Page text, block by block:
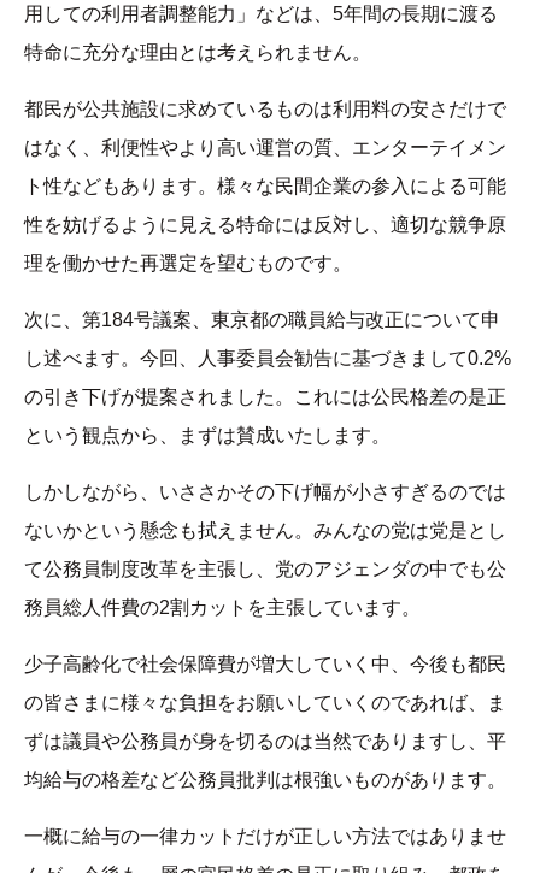
用しての利用者調整能力」などは、5年間の長期に渡る
特命に充分な理由とは考えられません。
都民が公共施設に求めているものは利用料の安さだけで
はなく、利便性やより高い運営の質、エンターテイメン
ト性などもあります。様々な民間企業の参入による可能
性を妨げるように見える特命には反対し、適切な競争原
理を働かせた再選定を望むものです。
次に、第184号議案、東京都の職員給与改正について申
し述べます。今回、人事委員会勧告に基づきまして0.2%
の引き下げが提案されました。これには公民格差の是正
という観点から、まずは賛成いたします。
しかしながら、いささかその下げ幅が小さすぎるのでは
ないかという懸念も拭えません。みんなの党は党是とし
て公務員制度改革を主張し、党のアジェンダの中でも公
務員総人件費の2割カットを主張しています。
少子高齢化で社会保障費が増大していく中、今後も都民
の皆さまに様々な負担をお願いしていくのであれば、ま
ずは議員や公務員が身を切るのは当然でありますし、平
均給与の格差など公務員批判は根強いものがあります。
一概に給与の一律カットだけが正しい方法ではありませ